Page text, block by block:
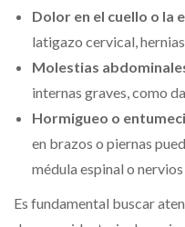
Dolor en el cuello o la
latigazo cervical,
Molestias
internas graves, como
Hormigueo o
en brazos o piernas
médula espinal o
Es fundamental buscar